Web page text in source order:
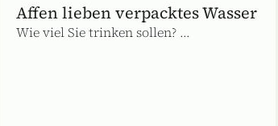
Affen lieben verpacktes Wasser
Wie viel Sie trinken sollen? ...